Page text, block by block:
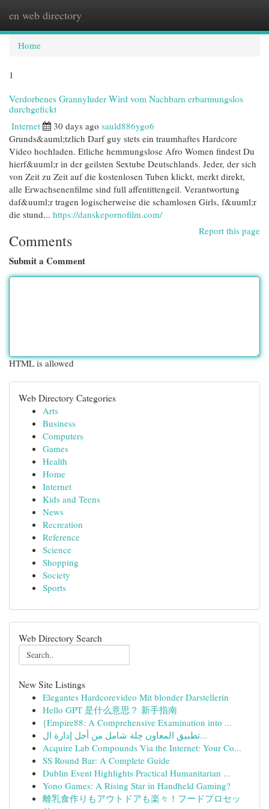
en web directory
Home
1
Verdorbenes Grannyluder Wird vom Nachbarn erbarmungslos
durchgefickt
Internet 30 days ago sauld886ygo6
Grunds&auml;tzlich Darf guy stets ein traumhaftes Hardcore
Video hochladen. Etliche hemmungslose Afro Women findest Du
hierf&uuml;r in der geilsten Sextube Deutschlands. Jeder, der sich
von Zeit zu Zeit auf die kostenlosen Tuben klickt, merkt direkt,
alle Erwachsenenfilme sind full affentittengeil. Verantwortung
daf&uuml;r tragen logischerweise die schamlosen Girls, f&uuml;r
die stund... https://danskepornofilm.com/
Report this page
Comments
Submit a Comment
HTML is allowed
Web Directory Categories
Arts
Business
Computers
Games
Health
Home
Internet
Kids and Teens
News
Recreation
Reference
Science
Shopping
Society
Sports
Web Directory Search
New Site Listings
Elegantes Hardcorevideo Mit blonder Darstellerin
Hello GPT 是什么意思？ 新手指南
{Empire88: A Comprehensive Examination into ...
تطبيق المعاون حِلة شامل من أجل إدارة ال...
Acquire Lab Compounds Via the Internet: Your Co...
SS Round Bar: A Complete Guide
Dublin Event Highlights Practical Humanitarian ...
Yono Games: A Rising Star in Handheld Gaming?
離乳食作りもアウトドアも楽々！フードプロセッ